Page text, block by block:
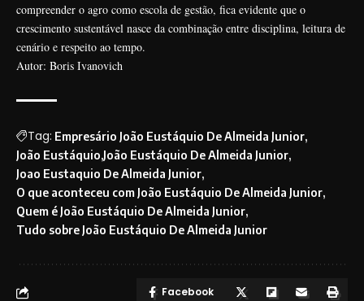
compreender o agro como escola de gestão, fica evidente que o
crescimento sustentável nasce da combinação entre disciplina, leitura de
cenário e respeito ao tempo.
Autor: Boris Ivanovich
Tag: Empresário João Eustáquio De Almeida Junior
João Eustáquio João Eustáquio De Almeida Junior
Joao Eustaquio De Almeida Junior
O que aconteceu com João Eustáquio De Almeida Junior
Quem é João Eustáquio De Almeida Junior
Tudo sobre João Eustáquio De Almeida Junior
Facebook